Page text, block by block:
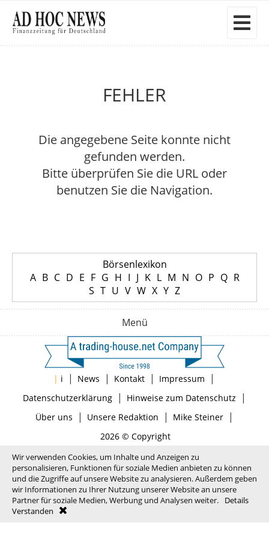
FEHLER
Die angegebene Seite konnte nicht
gefunden werden.
Bitte überprüfen Sie die URL oder
benutzen Sie die Navigation.
Börsenlexikon
A B C D E F G H I J K L M N O P Q R
S T U V W X Y Z
Menü
| i | News | Kontakt | Impressum |
Datenschutzerklärung| Hinweise zum Datenschutz |
Über uns | Unsere Redaktion | Mike Steiner|
2026 © Copyright
Wir verwenden Cookies, um Inhalte und Anzeigen zu
personalisieren, Funktionen für soziale Medien anbieten zu können
und die Zugriffe auf unsere Website zu analysieren. Außerdem geben
wir Informationen zu Ihrer Nutzung unserer Website an unsere
Partner für soziale Medien, Werbung und Analysen weiter.
Details
Verstanden